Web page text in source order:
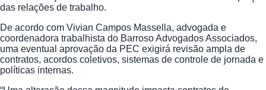
das relações de trabalho.
De acordo com Vivian Campos Massella, advogada e
coordenadora trabalhista do Barroso Advogados Associados,
uma eventual aprovação da PEC exigirá revisão ampla de
contratos, acordos coletivos, sistemas de controle de jornada e
políticas internas.